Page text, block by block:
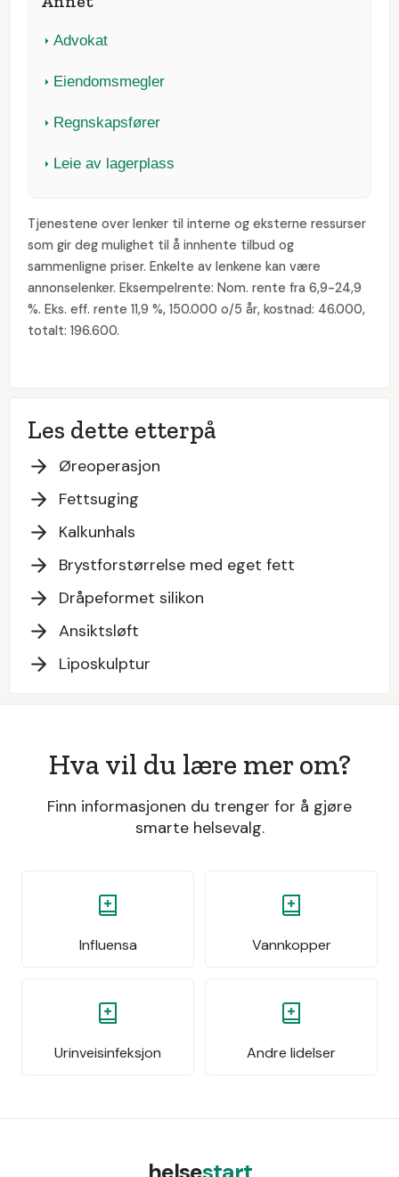
Advokat
Eiendomsmegler
Regnskapsfører
Leie av lagerplass
Tjenestene over lenker til interne og eksterne ressurser
som gir deg mulighet til å innhente tilbud og
sammenligne priser. Enkelte av lenkene kan være
annonselenker. Eksempelrente: Nom. rente fra 6,9-24,9
%. Eks. eff. rente 11,9 %, 150.000 o/5 år, kostnad: 46.000,
totalt: 196.600.
Les dette etterpå
Øreoperasjon
Fettsuging
Kalkunhals
Brystforstørrelse med eget fett
Dråpeformet silikon
Ansiktsløft
Liposkulptur
Hva vil du lære mer om?
Finn informasjonen du trenger for å gjøre
smarte helsevalg.
Influensa Vannkopper
Urinveisinfeksjon Andre lidelser